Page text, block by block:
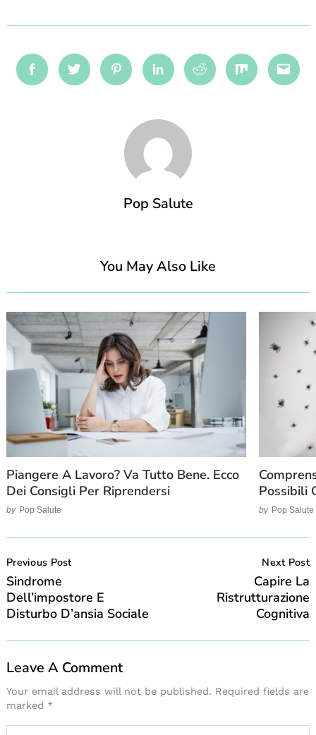
FacebookTwitterPinterestLinkedinRedditMix
Pop Salute
You May Also Like
Piangere A Lavoro? Va Tutto Bene. Ecco
Dei Consigli Per Riprendersi
by Pop Salute
Possibili
by Pop Salute
Navigation
Previous Post
Sindrome
Dell’impostore E
Disturbo D’ansia Sociale
Next Post
Capire La
Ristrutturazione
Cognitiva
Leave A Comment
Your email address will not be published. Required fields are
marked *